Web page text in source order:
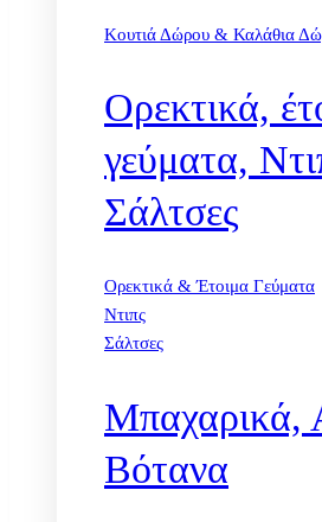
Κουτιά Δώρου & Καλάθια
Ορεκτικά,
γεύματα,
Σάλτσες
Ορεκτικά & Έτοιμα Γεύματα
Ντιπς
Σάλτσες
Μπαχαρικά,
Βότανα